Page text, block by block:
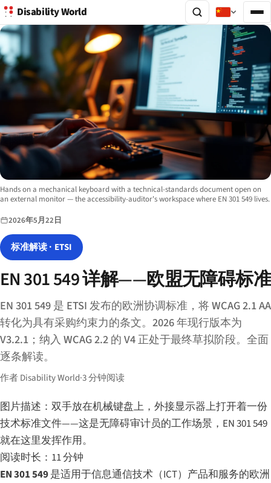
Disability World
Image description:
Hands on a mechanical keyboard with a technical-standards document open on
an external monitor — the accessibility-auditor's workspace where EN 301 549 lives.
2026年5月22日
标准解读 · ETSI
EN 301 549 详解——欧盟无障碍标准
EN 301 549 是 ETSI 发布的欧洲协调标准，将 WCAG 2.1 AA
转化为具有采购约束力的条文。2026 年现行版本为
V3.2.1；纳入 WCAG 2.2 的 V4 正处于最终草拟阶段。全面
逐条解读。
作者 Disability World·3 分钟阅读
图片描述：双手放在机械键盘上，外接显示器上打开着一份
技术标准文件——这是无障碍审计员的工作场景，EN 301 549
就在这里发挥作用。
阅读时长：11 分钟
EN 301 549是适用于信息通信技术（ICT）产品和服务的欧洲